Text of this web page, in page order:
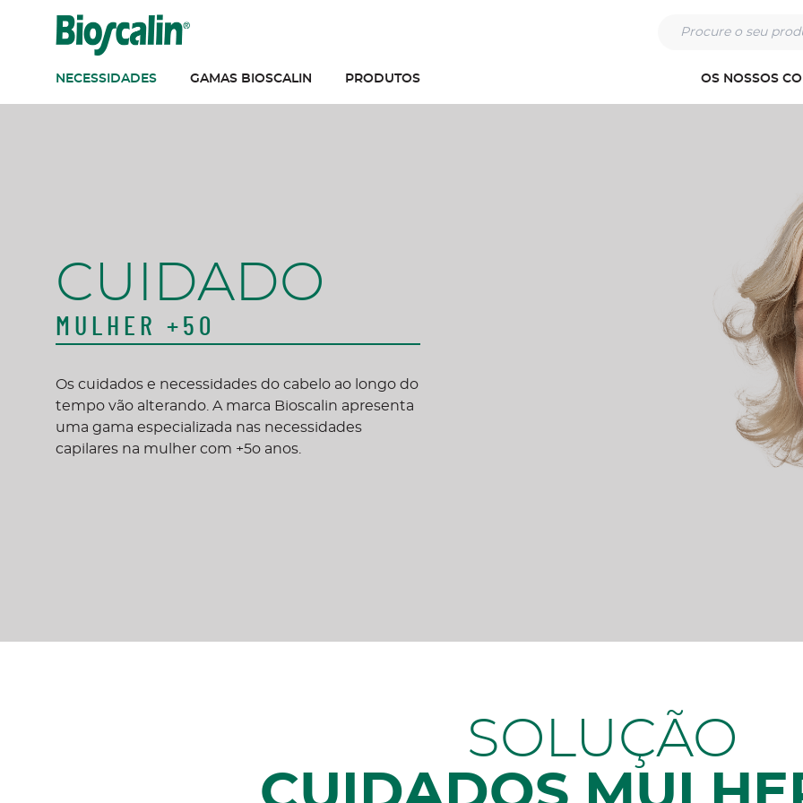
Procure o seu
NECESSIDADES GAMAS BIOSCALIN PRODUTOS OS NOSSOS
CUIDADO
MULHER +50
Os cuidados e necessidades do cabelo ao longo do
tempo vão alterando. A marca Bioscalin apresenta
uma gama especializada nas necessidades
capilares na mulher com +5o anos.
SOLUÇÃO